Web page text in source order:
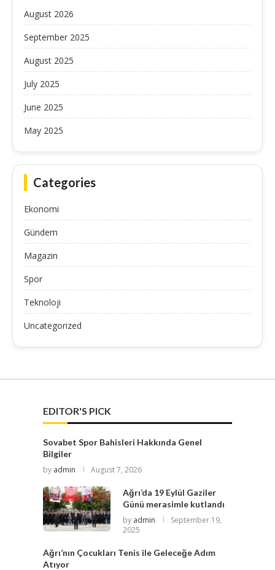
August 2026
September 2025
August 2025
July 2025
June 2025
May 2025
Categories
Ekonomi
Gündem
Magazin
Spor
Teknoloji
Uncategorized
EDITOR'S PICK
Sovabet Spor Bahisleri Hakkında Genel
Bilgiler
by admin August 7, 2026
Ağrı’da 19 Eylül Gaziler
Günü merasimle kutlandı
by admin
September 19,
2025
Ağrı’nın Çocukları Tenis ile Geleceğe Adım
Atıyor